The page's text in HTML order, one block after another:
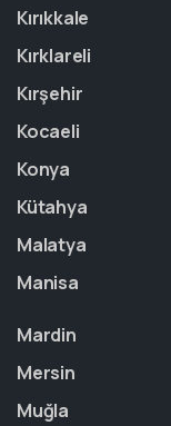
Kırıkkale
Kırklareli
Kırşehir
Kocaeli
Konya
Kütahya
Malatya
Manisa
Mardin
Mersin
Muğla